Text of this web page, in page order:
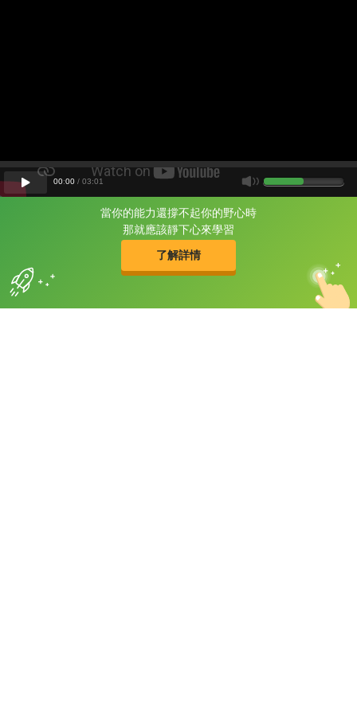
當你的能力還撐不起你的野心時
那就應該靜下心來學習
了解詳情
片尾有
攻其不背
的品牌故事
00:00 / 03:01